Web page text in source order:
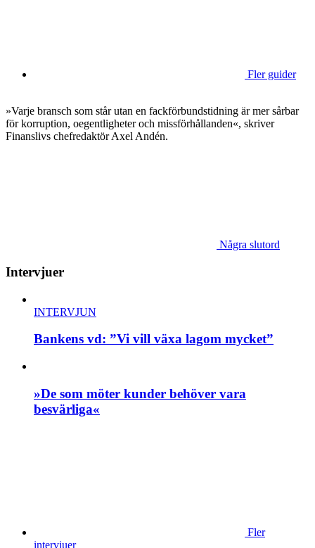
Fler guider
»Varje bransch som står utan en fackförbundstidning är mer sårbar
för korruption, oegentligheter och missförhållanden«, skriver
Finanslivs chefredaktör Axel Andén.
Några slutord
Intervjuer
INTERVJUN
Bankens vd: ”Vi vill växa lagom mycket”
»De som möter kunder behöver vara
besvärliga«
Fler
intervjuer